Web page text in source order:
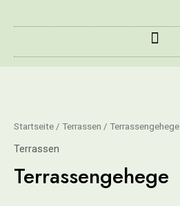
Startseite / Terrassen / Terrassengehege
Terrassen
Terrassengehege